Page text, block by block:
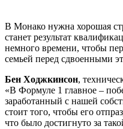
В Монако нужна хорошая
станет результат
немного времени, чтобы
семьей перед сдвоенными
Бен Ходжкинсон,
«В Формуле 1 главное –
заработанный с нашей
стоит того, чтобы его
что было достигнуто за